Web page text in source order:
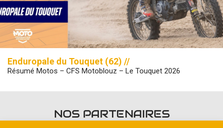
Enduropale du Touquet (62) //
Résumé Motos – CFS Motoblouz – Le Touquet 2026
NOS PARTENAIRES